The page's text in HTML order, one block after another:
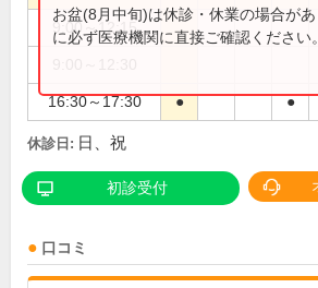
9:00～12:15
16:30～17:30 ● ●
お盆(8月中旬)は休診・休業の場合が
に必ず医療機関に直接ご確認ください。
休診日: 日、祝
初診受付
口コミ